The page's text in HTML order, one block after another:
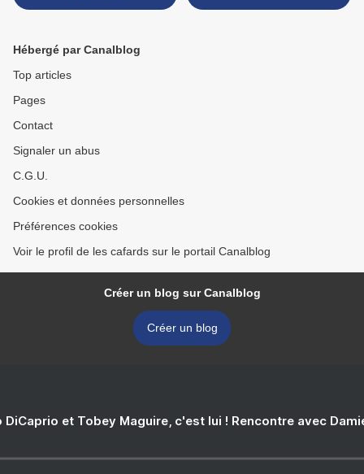
Hébergé par Canalblog
Top articles
Pages
Contact
Signaler un abus
C.G.U.
Cookies et données personnelles
Préférences cookies
Voir le profil de les cafards sur le portail Canalblog
Créer un blog sur Canalblog
Créer un blog
DiCaprio et Tobey Maguire, c'est lui ! Rencontre avec